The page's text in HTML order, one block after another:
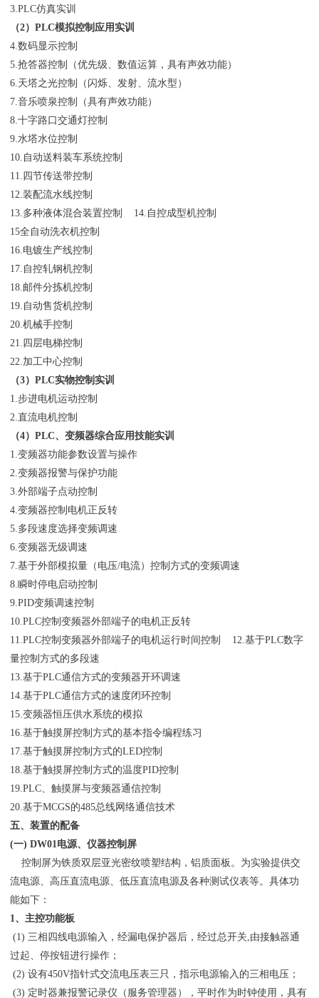
3.PLC仿真实训
（2）PLC模拟控制应用实训
4.数码显示控制
5.抢答器控制（优先级、数值运算，具有声效功能）
6.天塔之光控制（闪烁、发射、流水型）
7.音乐喷泉控制（具有声效功能）
8.十字路口交通灯控制
9.水塔水位控制
10.自动送料装车系统控制
11.四节传送带控制
12.装配流水线控制
13.多种液体混合装置控制 14.自控成型机控制
15全自动洗衣机控制
16.电镀生产线控制
17.自控轧钢机控制
18.邮件分拣机控制
19.自动售货机控制
20.机械手控制
21.四层电梯控制
22.加工中心控制
（3）PLC实物控制实训
1.步进电机运动控制
2.直流电机控制
（4）PLC、变频器综合应用技能实训
1.变频器功能参数设置与操作
2.变频器报警与保护功能
3.外部端子点动控制
4.变频器控制电机正反转
5.多段速度选择变频调速
6.变频器无级调速
7.基于外部模拟量（电压/电流）控制方式的变频调速
8.瞬时停电启动控制
9.PID变频调速控制
10.PLC控制变频器外部端子的电机正反转
11.PLC控制变频器外部端子的电机运行时间控制 12.基于PLC数字
量控制方式的多段速
13.基于PLC通信方式的变频器开环调速
14.基于PLC通信方式的速度闭环控制
15.变频器恒压供水系统的模拟
16.基于触摸屏控制方式的基本指令编程练习
17.基于触摸屏控制方式的LED控制
18.基于触摸屏控制方式的温度PID控制
19.PLC、触摸屏与变频器通信控制
20.基于MCGS的485总线网络通信技术
五、装置的配备
(一) DW01电源、仪器控制屏
控制屏为铁质双层亚光密纹喷塑结构，铝质面板。为实验提供交
流电源、高压直流电源、低压直流电源及各种测试仪表等。具体功
能如下：
1、主控功能板
(1) 三相四线电源输入，经漏电保护器后，经过总开关,由接触器通
过起、停按钮进行操作；
(2) 设有450V指针式交流电压表三只，指示电源输入的三相电压；
(3) 定时器兼报警记录仪（服务管理器），平时作为时钟使用，具有